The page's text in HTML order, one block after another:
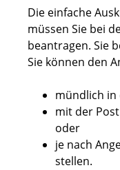
Die einfache
müssen Sie bei
beantragen. Sie
Sie können den
mündlich in
mit der
oder
je nach
stellen.